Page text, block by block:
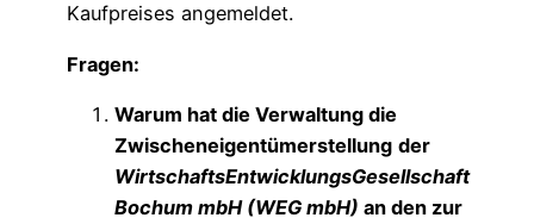
Kaufpreises angemeldet.
Fragen:
Warum hat die Verwaltung die
Zwischeneigentümerstellung der
WirtschaftsEntwicklungsGesellschaft
Bochum mbH (WEG mbH) an den zur